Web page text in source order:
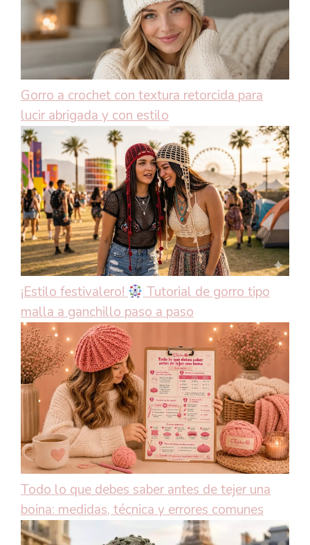
Gorro a crochet con textura retorcida para
lucir abrigada y con estilo
¡Estilo festivalero!
Tutorial de gorro tipo
malla a ganchillo paso a paso
Todo lo que debes saber antes de tejer una
boina: medidas, técnica y errores comunes